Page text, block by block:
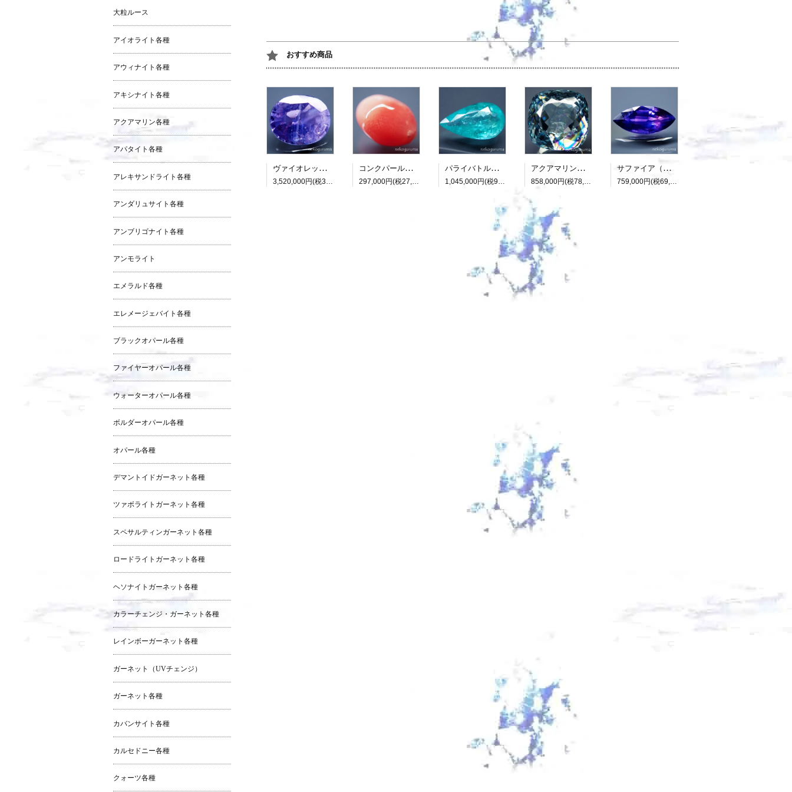
おすすめ商品
ヴァイオレットサファイア：7.418ct（非加熱：中宝研鑑別書付属）
3,520,000円(税320,000円)
コンクパール：0.990ct（中央宝石研究所鑑別書付属）
297,000円(税27,000円)
パライバトルマリン：3.482ct（中央宝石研究所鑑別書付属）
1,045,000円(税95,000円)
アクアマリン（光彩効果）：15.893ct（中央宝石研究所鑑別書付属）
858,000円(税78,000円)
サファイア（パーティカラード）：2.136ct（非加熱：中宝研鑑別書付属）
759,000円(税69,000円)
大粒ルース
アイオライト各種
アウィナイト各種
アキシナイト各種
アクアマリン各種
アパタイト各種
アレキサンドライト各種
アンダリュサイト各種
アンブリゴナイト各種
アンモライト
エメラルド各種
エレメージェバイト各種
ブラックオパール各種
ファイヤーオパール各種
ウォーターオパール各種
ボルダーオパール各種
オパール各種
デマントイドガーネット各種
ツァボライトガーネット各種
スペサルティンガーネット各種
ロードライトガーネット各種
ヘソナイトガーネット各種
カラーチェンジ・ガーネット各種
レインボーガーネット各種
ガーネット（UVチェンジ）
ガーネット各種
カバンサイト各種
カルセドニー各種
クォーツ各種